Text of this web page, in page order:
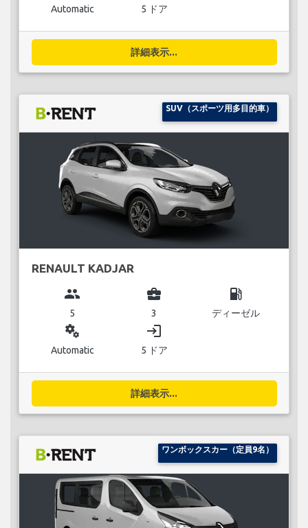
Automatic 5 ドア
詳細表示...
SUV（スポーツ用多目的車）
RENAULT KADJAR
group
5
business_center
3
local_gas_station
ディーゼル
miscellaneous_services
Automatic
login
5 ドア
詳細表示...
ワンボックスカー（定員9名）